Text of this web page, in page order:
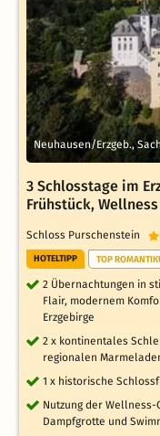
Neuhausen/Erzgeb.,
3 Schlosstage im
Frühstück,
Schloss Purschenstein
HOTELTIPP TOP
2 Übernachtungen in
Flair, modernem
Erzgebirge
2 x kontinentales
regionalen
1 x historische
Nutzung der
Dampfgrotte und